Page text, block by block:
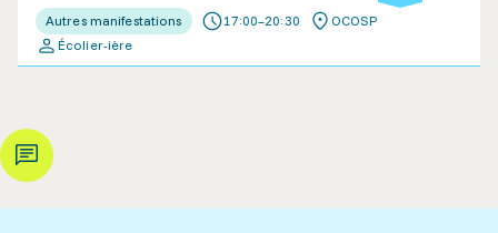
Autres manifestations 17:00–20:30
OCOSP
Écolier-ière